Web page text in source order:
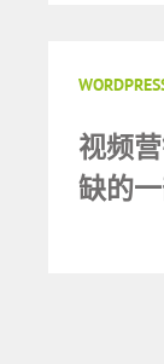
视频
缺的一